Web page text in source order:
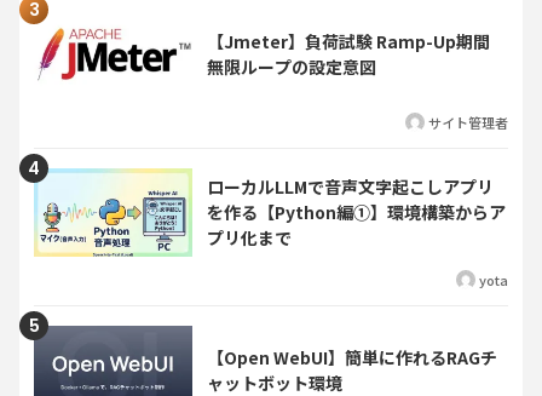
【Jmeter】負荷試験 Ramp-Up期間
無限ループの設定意図
サイト管理者
ローカルLLMで音声文字起こしアプリ
を作る【Python編①】環境構築からア
プリ化まで
yota
【Open WebUI】簡単に作れるRAGチ
ャットボット環境